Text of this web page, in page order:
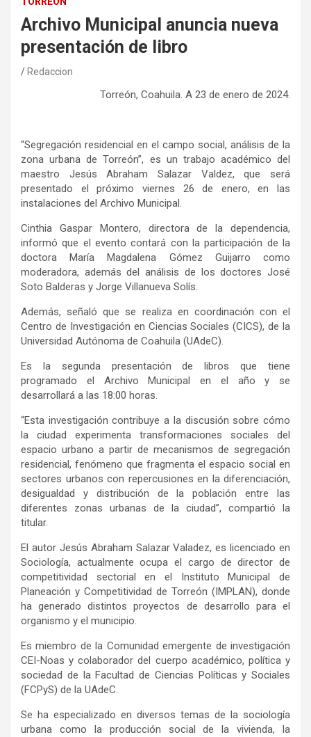
Archivo Municipal anuncia nueva
presentación de libro
Redaccion
Torreón, Coahuila. A 23 de enero de 2024.
“Segregación residencial en el campo social, análisis de la
zona urbana de Torreón”, es un trabajo académico del
maestro Jesús Abraham Salazar Valdez, que será
presentado el próximo viernes 26 de enero, en las
instalaciones del Archivo Municipal.
Cinthia Gaspar Montero, directora de la dependencia,
informó que el evento contará con la participación de la
doctora María Magdalena Gómez Guijarro como
moderadora, además del análisis de los doctores José
Soto Balderas y Jorge Villanueva Solís.
Además, señaló que se realiza en coordinación con el
Centro de Investigación en Ciencias Sociales (CICS), de la
Universidad Autónoma de Coahuila (UAdeC).
Es la segunda presentación de libros que tiene
programado el Archivo Municipal en el año y se
desarrollará a las 18:00 horas.
“Esta investigación contribuye a la discusión sobre cómo
la ciudad experimenta transformaciones sociales del
espacio urbano a partir de mecanismos de segregación
residencial, fenómeno que fragmenta el espacio social en
sectores urbanos con repercusiones en la diferenciación,
desigualdad y distribución de la población entre las
diferentes zonas urbanas de la ciudad”, compartió la
titular.
El autor Jesús Abraham Salazar Valadez, es licenciado en
Sociología, actualmente ocupa el cargo de director de
competitividad sectorial en el Instituto Municipal de
Planeación y Competitividad de Torreón (IMPLAN), donde
ha generado distintos proyectos de desarrollo para el
organismo y el municipio.
Es miembro de la Comunidad emergente de investigación
CEI-Noas y colaborador del cuerpo académico, política y
sociedad de la Facultad de Ciencias Políticas y Sociales
(FCPyS) de la UAdeC.
Se ha especializado en diversos temas de la sociología
urbana como la producción social de la vivienda, la